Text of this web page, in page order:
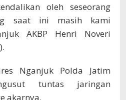
oleh seseorang
saat ini masih kami
AKBP Henri Noveri
Nganjuk Polda Jatim
tuntas jaringan
akarnya.